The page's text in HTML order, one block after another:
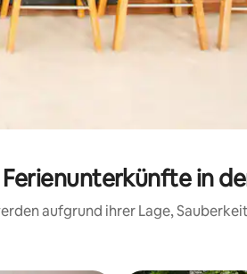
in
aufgrund ihrer Lage,